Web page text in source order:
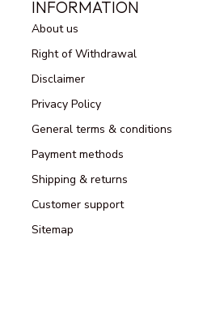
INFORMATION
About us
Right of Withdrawal
Disclaimer
Privacy Policy
General terms & conditions
Payment methods
Shipping & returns
Customer support
Sitemap